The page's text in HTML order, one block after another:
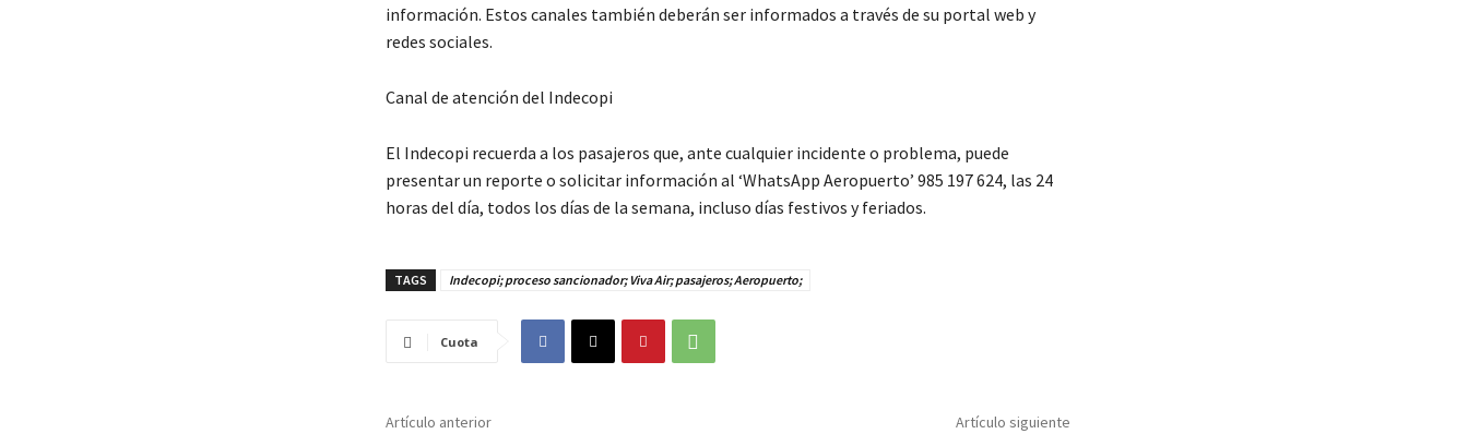
información. Estos canales también deberán ser informados a través de su portal web y
redes sociales.
Canal de atención del Indecopi
El Indecopi recuerda a los pasajeros que, ante cualquier incidente o problema, puede
presentar un reporte o solicitar información al ‘WhatsApp Aeropuerto’ 985 197 624, las 24
horas del día, todos los días de la semana, incluso días festivos y feriados.
TAGS Indecopi; proceso sancionador; Viva Air; pasajeros; Aeropuerto;
Cuota
Artículo anterior Artículo siguiente